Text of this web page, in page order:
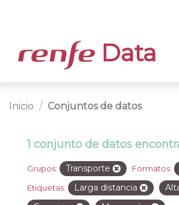
Data
Inicio Conjuntos de datos
1 conjunto de datos
Grupos: Transporte Formatos:
Etiquetas: Larga distancia